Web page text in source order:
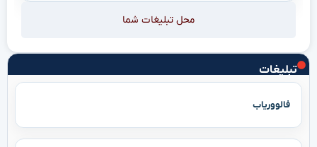
تبلیغات
فالووریاب
محل تبلیغات شما